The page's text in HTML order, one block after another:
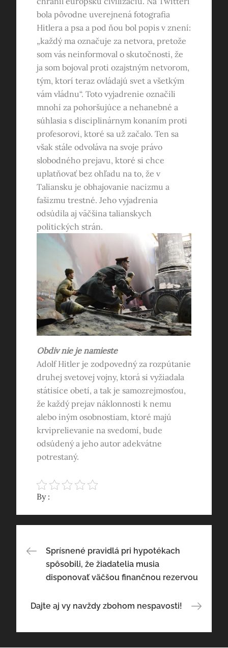
bola pôvodne uverejnená fotografia
Hitlera a psa a pod ňou bol popis v znení:
„každý ma označuje za netvora, pretože
som vás neinformoval o skutočnosti, že
ja som bojoval proti ozajstným netvorom,
tým, ktorí teraz ovládajú svet a všetkým
vám vládnu“. Toto vyjadrenie označili
mnohí za pohoršujúce a nehanebné a
súhlasia s disciplinárnym konaním proti
profesorovi, ktoré sa už začalo. Ten sa
však stále odvoláva na svoje právo
slobodného prejavu, ktoré si chce
uplatňovať bez ohľadu na to, že v
Taliansku je obhajovanie nacizmu a
fašizmu trestné. Jeho vyjadrenia
odsúdila aj väčšina talianskych
politických strán.
Obdiv nie je namieste
Adolf Hitler je zodpovedný za rozpútanie
druhej svetovej vojny, ktorá si vyžiadala
státisíce obetí, a tak je samozrejmosťou,
že každý prejav náklonnosti k nemu
alebo iným osobnostiam, ktoré majú
krviprelievanie na svedomí, bude
odsúdený a jeho autor adekvátne
potrestaný.
By :
Navigace
pro
příspěvek
Sprísnené pravidlá pri hypotékach
spôsobili, že žiadatelia musia
disponovať väčšou finančnou rezervou
Dajte aj vy navždy zbohom nespavosti!